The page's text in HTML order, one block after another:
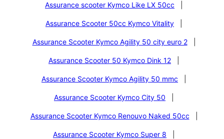
Assurance scooter Kymco Like LX 50cc
Assurance Scooter 50cc Kymco Vitality
Assurance Scooter Kymco Agility 50 city euro 2
Assurance Scooter 50 Kymco Dink 12
Assurance Scooter Kymco Agility 50 mmc
Assurance Scooter Kymco City 50
Assurance Scooter Kymco Renouvo Naked 50cc
Assurance Scooter Kymco Super 8